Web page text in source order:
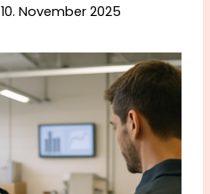
10. November 2025